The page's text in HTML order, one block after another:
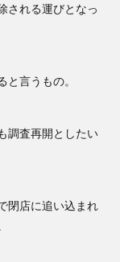
される運びとなっ
と言うもの。
調査再開としたい
閉店に追い込まれ